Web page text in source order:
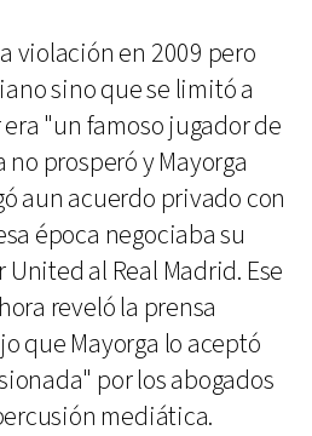
violación en 2009 pero
sino que se limitó a
"un famoso jugador de
prosperó y Mayorga
aun acuerdo privado con
época negociaba su
al Real Madrid. Ese
reveló la prensa
que Mayorga lo aceptó
por los abogados
mediática.